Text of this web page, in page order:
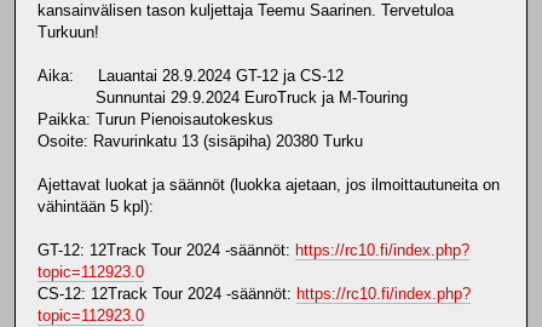
M-Touring [M-Touring] - Timed practice - Group 1
Nr LicenseAdd. Pilot Nr Name Nat Club Comment
2. 0 Huhmarsalo Jaakko FIN VUA
3. 0 Maula Mikko FIN RSRCA
kansainvälisen tason kuljettaja Teemu Saarinen. Tervetuloa
Turkuun!
Aika: Lauantai 28.9.2024 GT-12 ja CS-12
Sunnuntai 29.9.2024 EuroTruck ja M-Touring
Paikka: Turun Pienoisautokeskus
Osoite: Ravurinkatu 13 (sisäpiha) 20380 Turku
Ajettavat luokat ja säännöt (luokka ajetaan, jos ilmoittautuneita on
vähintään 5 kpl):
GT-12: 12Track Tour 2024 -säännöt: https://rc10.fi/index.php?
topic=112923.0
CS-12: 12Track Tour 2024 -säännöt: https://rc10.fi/index.php?
topic=112923.0